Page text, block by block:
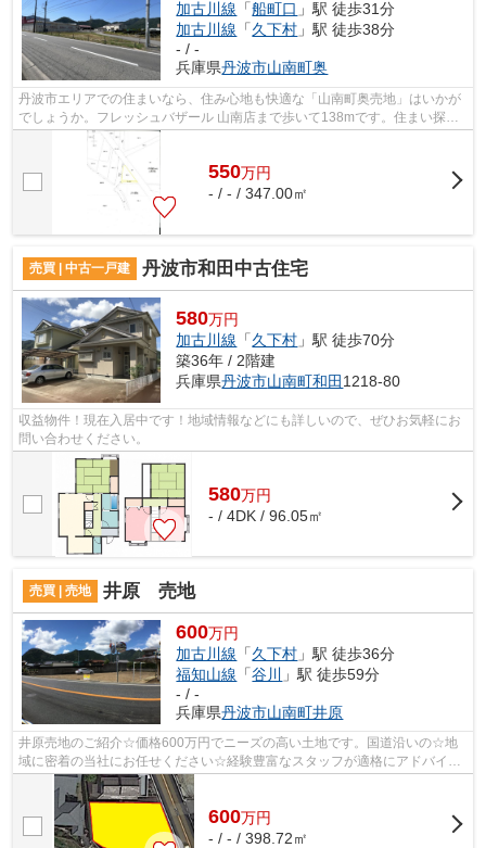
加古川線 「船町口 」駅 徒歩31分
加古川線 「久下村 」駅 徒歩38分
- / -
兵庫県丹波市山南町奥
丹波市エリアでの住まいなら、住み心地も快適な「山南町奥売地」はいかが
でしょうか。フレッシュバザール 山南店まで歩いて138mです。住まい探し
でお悩みの点はございませんか。不動産...
550万円
- / - / 347.00㎡
売買 | 中古一戸建 丹波市和田中古住宅
580万円
加古川線 「久下村 」駅 徒歩70分
築36年 / 2階建
兵庫県丹波市山南町和田 1218-80
収益物件！現在入居中です！地域情報などにも詳しいので、ぜひお気軽にお
問い合わせください。
580万円
- / 4DK / 96.05㎡
売買 | 売地 井原 売地
600万円
加古川線 「久下村 」駅 徒歩36分
福知山線 「谷川
」駅 徒歩59分
- / -
兵庫県丹波市山南町井原
井原売地のご紹介☆価格600万円でニーズの高い土地です。国道沿いの☆地
域に密着の当社にお任せください☆経験豊富なスタッフが適格にアドバイス
いたします(^o^)
600万円
- / - / 398.72㎡